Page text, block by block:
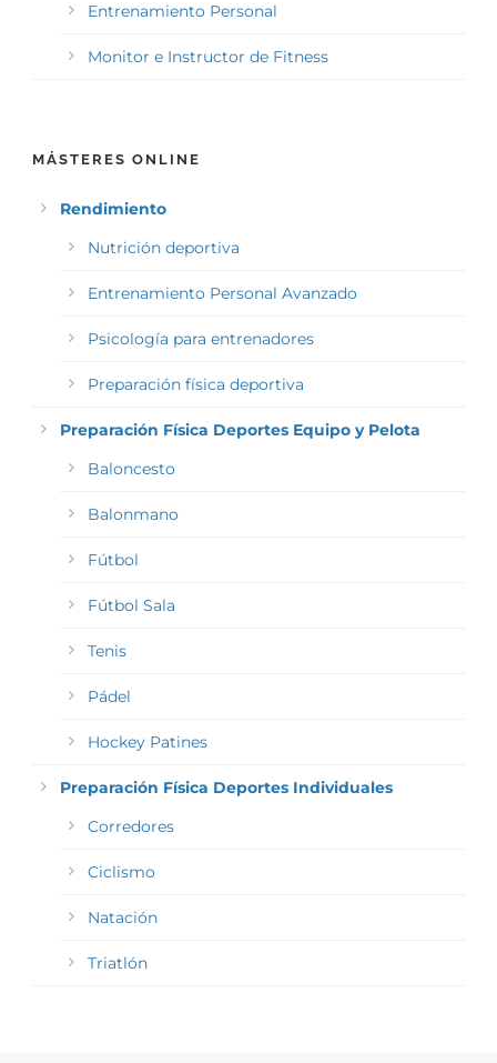
Entrenamiento Personal
Monitor e Instructor de Fitness
MÁSTERES ONLINE
Rendimiento
Nutrición deportiva
Entrenamiento Personal Avanzado
Psicología para entrenadores
Preparación física deportiva
Preparación Física Deportes Equipo y Pelota
Baloncesto
Balonmano
Fútbol
Fútbol Sala
Tenis
Pádel
Hockey Patines
Preparación Física Deportes Individuales
Corredores
Ciclismo
Natación
Triatlón